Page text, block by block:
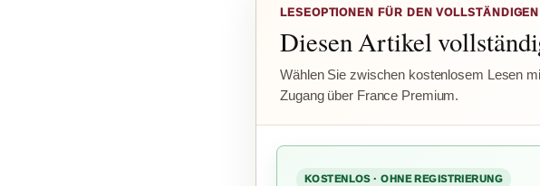
LESEOPTIONEN FÜR DEN
Diesen Artikel
Wählen Sie zwischen kostenlosem Lesen
Zugang über France Premium.
KOSTENLOS · OHNE REGISTRIERUNG